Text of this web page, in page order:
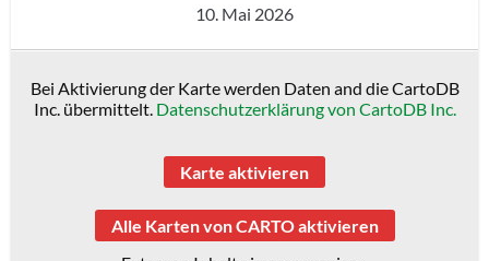
10. Mai 2026
Bei Aktivierung der Karte werden Daten and die CartoDB
Inc. übermittelt. Datenschutzerklärung von CartoDB Inc.
Karte aktivieren
Alle Karten von CARTO aktivieren